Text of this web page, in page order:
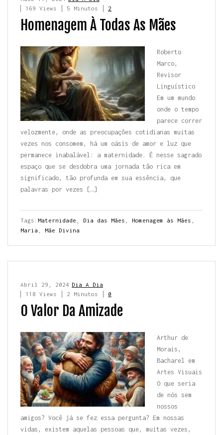
169 Views
5 Minutos 2
Homenagem À Todas As Mães
Roberto
Marco,
Revisor
Linguístico
Em um mundo
onde o tempo
parece correr
velozmente, onde as preocupações cotidianas muitas
vezes nos consomem, há um oásis de amor e luz que
permanece inabalável: a maternidade. É nesse sagrado
espaço que se desdobra uma jornada tão rica em
significado, tão profunda em sua essência, que
palavras por vezes […]
Tags: Maternidade Dia das Mães Homenagem às Mães
Maria
Mãe Divina
Dia A Dia
Abril 29, 2024
118 Views
2 Minutos 0
O Valor Da Amizade
Arthur de
Morais,
Bacharel em
Artes Visuais
O que seria
de nós sem
nossos
amigos? Você já se fez essa pergunta? Em nossas
vidas, existem aquelas pessoas que, muitas vezes,